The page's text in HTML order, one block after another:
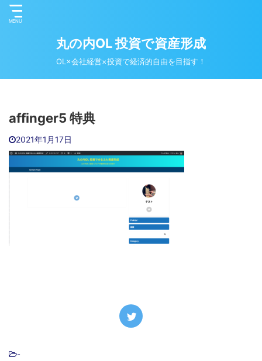
丸の内OL 投資で資産形成
OL×会社経営×投資で経済的自由を目指す！
affinger5 特典
2021年1月17日
-